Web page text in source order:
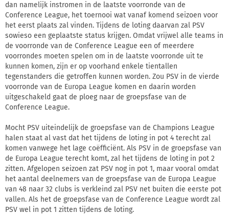
dan namelijk instromen in de laatste voorronde van de
Conference League, het toernooi wat vanaf komend seizoen voor
het eerst plaats zal vinden. Tijdens de loting daarvan zal PSV
sowieso een geplaatste status krijgen. Omdat vrijwel alle teams in
de voorronde van de Conference League een of meerdere
voorrondes moeten spelen om in de laatste voorronde uit te
kunnen komen, zijn er op voorhand enkele tientallen
tegenstanders die getroffen kunnen worden. Zou PSV in de vierde
voorronde van de Europa League komen en daarin worden
uitgeschakeld gaat de ploeg naar de groepsfase van de
Conference League.
Mocht PSV uiteindelijk de groepsfase van de Champions League
halen staat al vast dat het tijdens de loting in pot 4 terecht zal
komen vanwege het lage coëfficiënt. Als PSV in de groepsfase van
de Europa League terecht komt, zal het tijdens de loting in pot 2
zitten. Afgelopen seizoen zat PSV nog in pot 1, maar vooral omdat
het aantal deelnemers van de groepsfase van de Europa League
van 48 naar 32 clubs is verkleind zal PSV net buiten die eerste pot
vallen. Als het de groepsfase van de Conference League wordt zal
PSV wel in pot 1 zitten tijdens de loting.